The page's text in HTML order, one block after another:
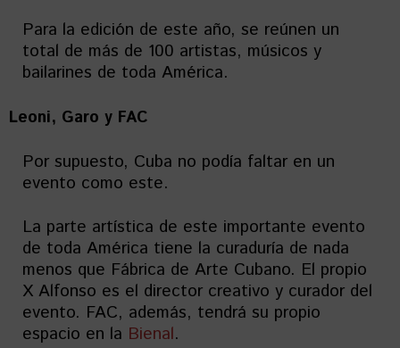
Para la edición de este año, se reúnen un
total de más de 100 artistas, músicos y
bailarines de toda América.
Leoni, Garo y FAC
Por supuesto, Cuba no podía faltar en un
evento como este.
La parte artística de este importante evento
de toda América tiene la curaduría de nada
menos que Fábrica de Arte Cubano. El propio
X Alfonso es el director creativo y curador del
evento. FAC, además, tendrá su propio
espacio en la Bienal.